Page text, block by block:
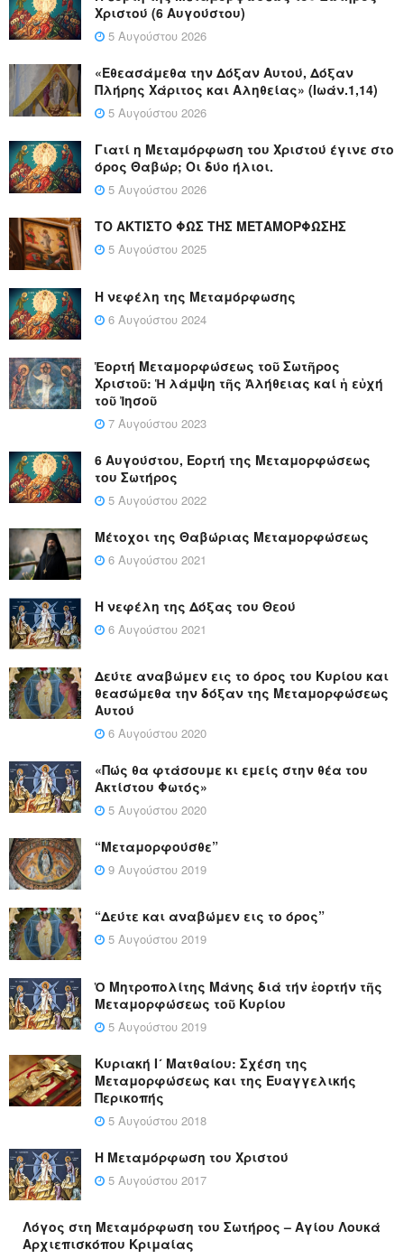
Χριστού (6 Αυγούστου)
5 Αυγούστου 2026
«Εθεασάμεθα την Δόξαν Αυτού, Δόξαν
Πλήρης Χάριτος και Αληθείας» (Ιωάν.1,14)
5 Αυγούστου 2026
Γιατί η Μεταμόρφωση του Χριστού έγινε στο
όρος Θαβώρ; Οι δύο ήλιοι.
5 Αυγούστου 2026
ΤΟ ΑΚΤΙΣΤΟ ΦΩΣ ΤΗΣ ΜΕΤΑΜΟΡΦΩΣΗΣ
5 Αυγούστου 2025
Η νεφέλη της Μεταμόρφωσης
6 Αυγούστου 2024
Ἑορτή Μεταμορφώσεως τοῦ Σωτῆρος
Χριστοῦ: Ἡ λάμψη τῆς Ἀλήθειας καί ἡ εὐχή
τοῦ Ἰησοῦ
7 Αυγούστου 2023
6 Αυγούστου, Εορτή της Μεταμορφώσεως
του Σωτήρος
5 Αυγούστου 2022
Μέτοχοι της Θαβώριας Μεταμορφώσεως
6 Αυγούστου 2021
Η νεφέλη της Δόξας του Θεού
6 Αυγούστου 2021
Δεύτε αναβώμεν εις το όρος του Κυρίου και
θεασώμεθα την δόξαν της Μεταμορφώσεως
Αυτού
6 Αυγούστου 2020
«Πώς θα φτάσουμε κι εμείς στην θέα του
Ακτίστου Φωτός»
5 Αυγούστου 2020
“Μεταμορφούσθε”
9 Αυγούστου 2019
“Δεύτε και αναβώμεν εις το όρος”
5 Αυγούστου 2019
Ὁ Μητροπολίτης Μάνης διά τήν ἑορτήν τῆς
Μεταμορφώσεως τοῦ Κυρίου
5 Αυγούστου 2019
Κυριακή Ι´ Ματθαίου: Σχέση της
Μεταμορφώσεως και της Ευαγγελικής
Περικοπής
5 Αυγούστου 2018
Η Μεταμόρφωση του Χριστού
5 Αυγούστου 2017
Λόγος στη Μεταμόρφωση του Σωτήρος – Αγίου Λουκά
Αρχιεπισκόπου Κριμαίας